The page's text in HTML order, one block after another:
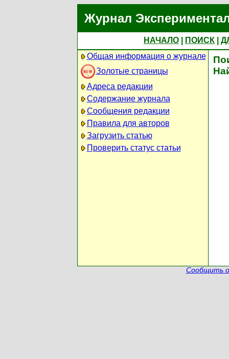
Журнал
НАЧАЛО ПОИСК
Общая информация о журнале
Золотые страницы
Адреса редакции
Содержание журнала
Сообщения редакции
Правила для авторов
Загрузить статью
Проверить статус статьи
Сообщить о